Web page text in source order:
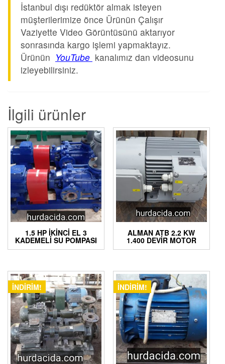
İstanbul dışı redüktör almak isteyen
müşterilerimize önce Ürünün Çalışır
Vaziyette Video Görüntüsünü aktarıyor
sonrasında kargo işlemi yapmaktayız.
Ürünün YouTube kanalımız dan videosunu
izleyebilirsiniz.
İlgili ürünler
1.5 HP İKINCI EL 3
KADEMELI SU POMPASI
ALMAN ATB 2.2 KW
1.400 DEVIR MOTOR
İNDIRIM! İNDIRIM!